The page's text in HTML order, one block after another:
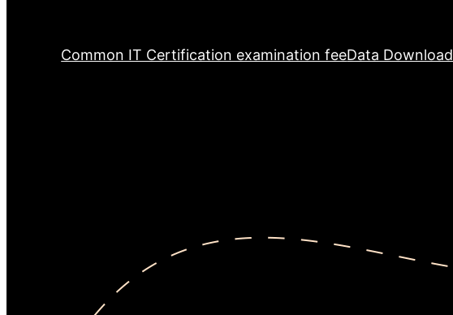
Common IT Certification examination feeData Download